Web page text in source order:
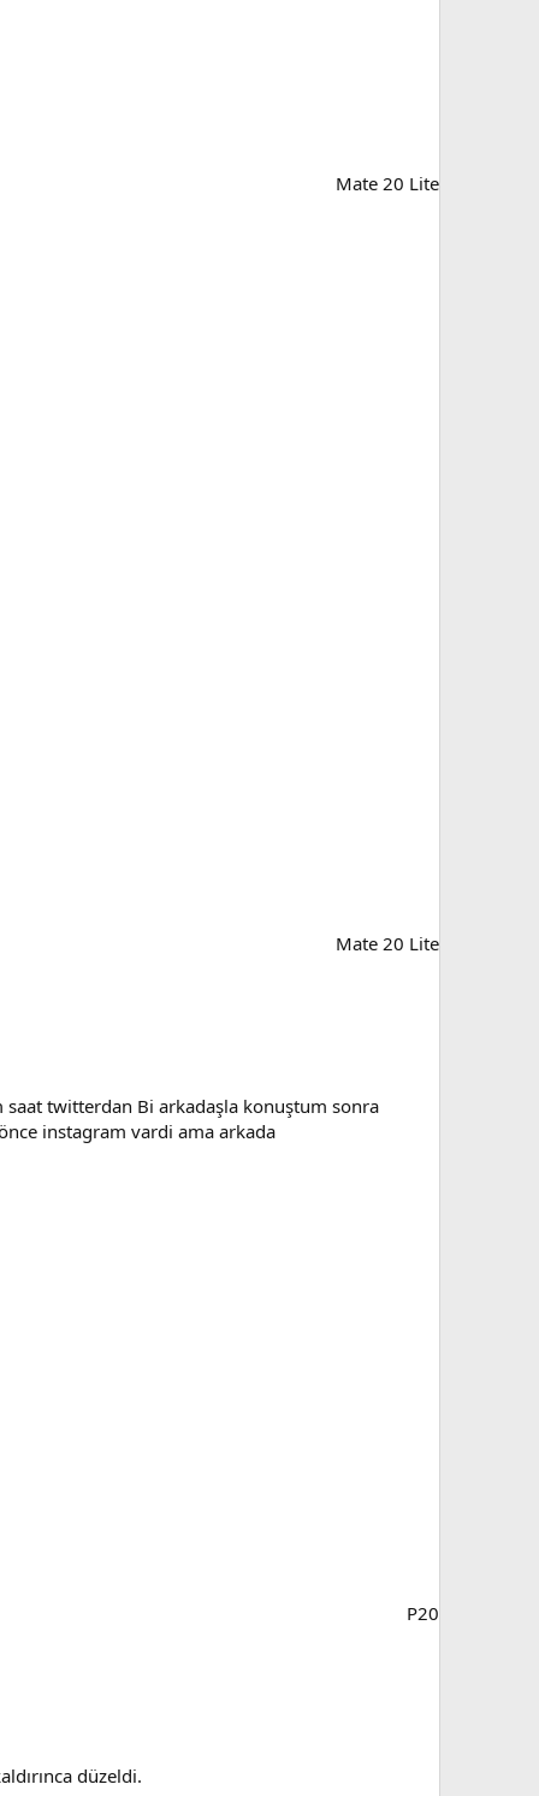
Mate 20 Lite
Mate 20 Lite
twitterdan Bi arkadaşla konuştum sonra
instagram vardi ama arkada
P20
düzeldi.